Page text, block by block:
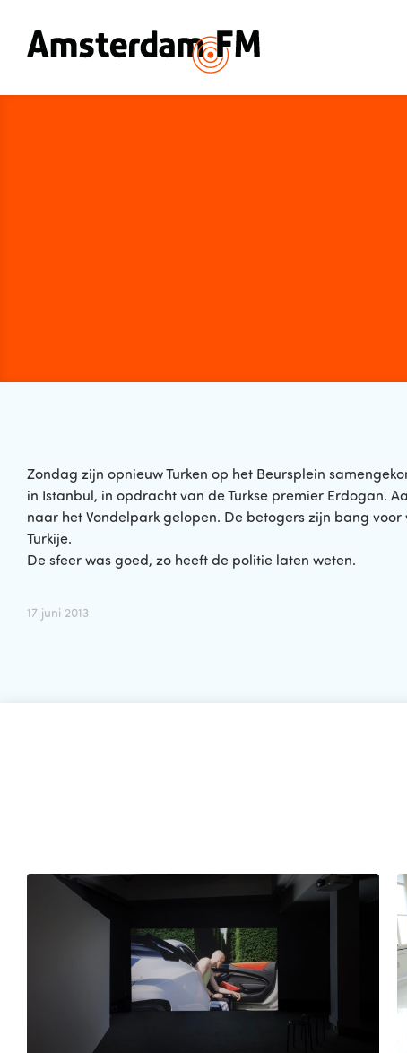
Zondag zijn opnieuw Turken op het Beursplein
in Istanbul, in opdracht van de Turkse premier Erdogan.
naar het Vondelpark gelopen. De betogers zijn bang
Turkije.
De sfeer was goed, zo heeft de politie laten weten.
17 juni 2013